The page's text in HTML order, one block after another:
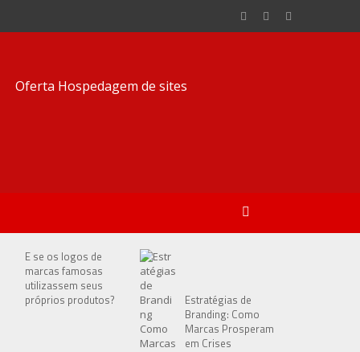
E se os logos de
marcas famosas
utilizassem seus
próprios produtos?
Estratégias de
Branding: Como
Marcas Prosperam
em Crises